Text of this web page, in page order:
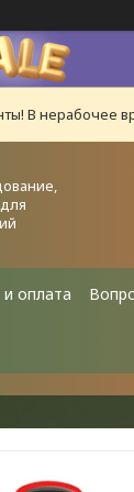
В нерабочее
оплата